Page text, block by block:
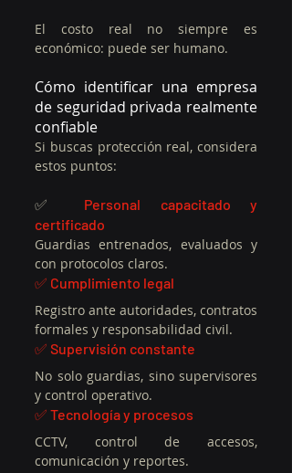
El costo real no siempre es
económico: puede ser humano.
Cómo identificar una empresa
de seguridad privada realmente
confiable
Si buscas protección real, considera
estos puntos:
✅ Personal capacitado y
certificado
Guardias entrenados, evaluados y
con protocolos claros.
✅ Cumplimiento legal
Registro ante autoridades, contratos
formales y responsabilidad civil.
✅ Supervisión constante
No solo guardias, sino supervisores
y control operativo.
✅ Tecnología y procesos
CCTV, control de accesos,
comunicación y reportes.